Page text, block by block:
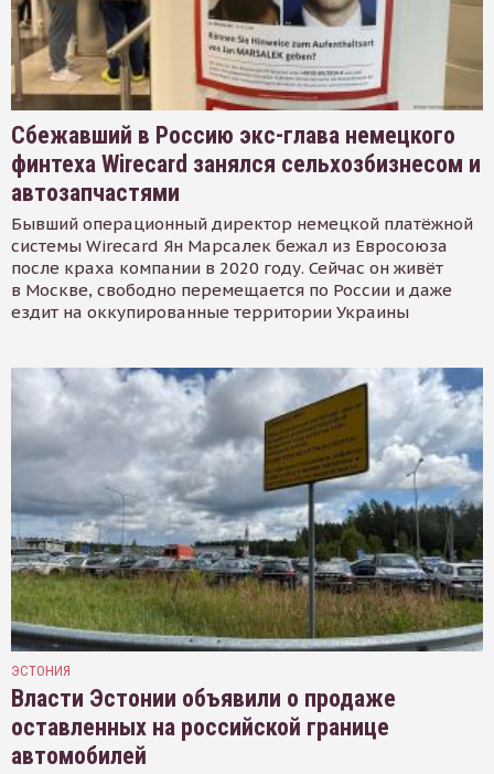
Сбежавший в Россию экс-глава немецкого
финтеха Wirecard занялся сельхозбизнесом и
автозапчастями
Бывший операционный директор немецкой платёжной
системы Wirecard Ян Марсалек бежал из Евросоюза
после краха компании в 2020 году. Сейчас он живёт
в Москве, свободно перемещается по России и даже
ездит на оккупированные территории Украины
ЭСТОНИЯ
Власти Эстонии объявили о продаже
оставленных на российской границе
автомобилей